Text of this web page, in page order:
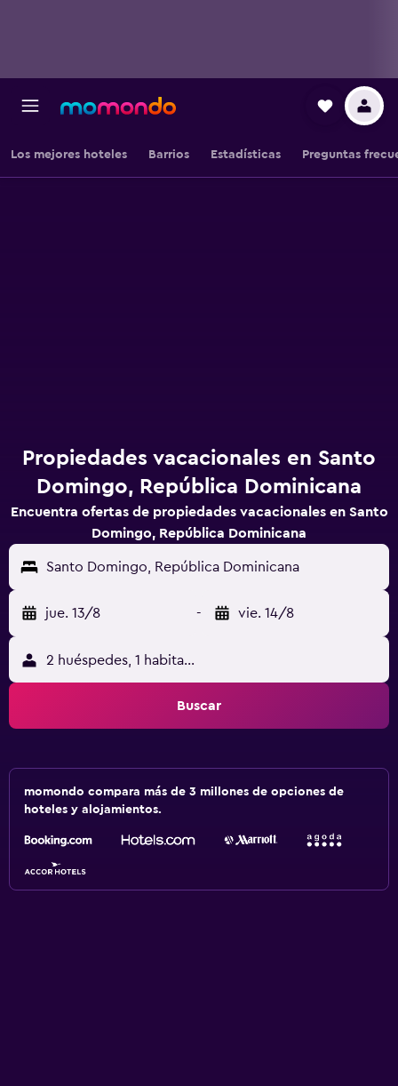
Los mejores hoteles Barrios Estadísticas Preguntas
Propiedades vacacionales en Santo
Domingo, República Dominicana
Encuentra ofertas de propiedades vacacionales en Santo
Domingo, República Dominicana
Santo Domingo, República Dominicana
jue. 13/8 - vie. 14/8
2 huéspedes, 1 habitación
Buscar
momondo compara más de 3 millones de opciones de
hoteles y alojamientos.